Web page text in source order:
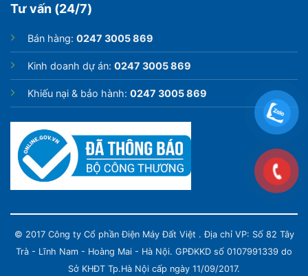
và điều chỉnh ở mức tối ưu. Giúp bạn có giấc ngủ sâu
Tư vấn (24/7)
Bán hàng: 0247 3005 869
Kinh doanh dự án: 0247 3005 869
Khiếu nại & bảo hành: 0247 3005 869
© 2017 Công ty Cổ phần Điện Máy Đất Việt . Địa chỉ VP: Số 82 Tây
Trà - Lĩnh Nam - Hoàng Mai - Hà Nội. GPĐKKD số 0107991339 do
Sở KHĐT Tp.Hà Nội cấp ngày 11/09/2017.